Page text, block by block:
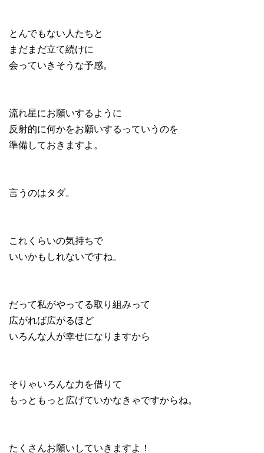
とんでもない人たちと
まだまだ立て続けに
会っていきそうな予感。
流れ星にお願いするように
反射的に何かをお願いするっていうのを
準備しておきますよ。
言うのはタダ。
これくらいの気持ちで
いいかもしれないですね。
だって私がやってる取り組みって
広がれば広がるほど
いろんな人が幸せになりますから
そりゃいろんな力を借りて
もっともっと広げていかなきゃですからね。
たくさんお願いしていきますよ！